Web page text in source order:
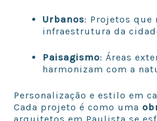
Urbanos: Projetos que
infraestrutura da
Paisagismo: Áreas
harmonizam com a
Personalização e estilo em
Cada projeto é como uma